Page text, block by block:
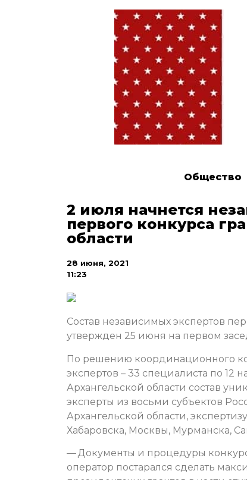
Общество
2 июля начнется
первого конкурса
области
28 июня, 2021
11:23
Состав независимых экспертов
утвержден 25 июня на первом
По решению координационного
экспертов – 33 специалиста по 12
Архангельской области состав
эксперты из восьми субъектов
Архангельской области,
Хабаровска, Москвы, Мурманска,
— Документы и процедуры
оператор постарался сделать